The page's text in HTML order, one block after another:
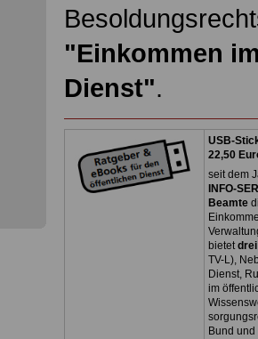
"Einkommen
Dienst".
USB-
22,50
seit dem
INFO-
Beamte
bietet
TV-L),
Dienst,
im
Bund